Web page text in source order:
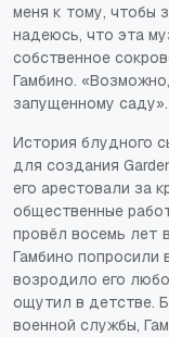
меня к тому, чтобы
надеюсь, что эта
собственное
Гамбино.
запущенному саду».
История блудного
для создания
его арестовали за
общественные
провёл восемь лет
Гамбино попросили
возродило его
ощутил в детстве.
военной службы,